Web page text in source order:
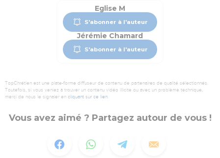
Eglise M
S'abonner à l'auteur
Jérémie Chamard
S'abonner à l'auteur
TopChrétien est une plate-forme diffuseur de contenu de partenaires de qualité sélectionnés.
Toutefois, si vous veniez à trouver un contenu vidéo illicite ou avec un problème technique,
merci de nous le signaler en cliquant sur ce lien.
Vous avez aimé ? Partagez autour de vous !